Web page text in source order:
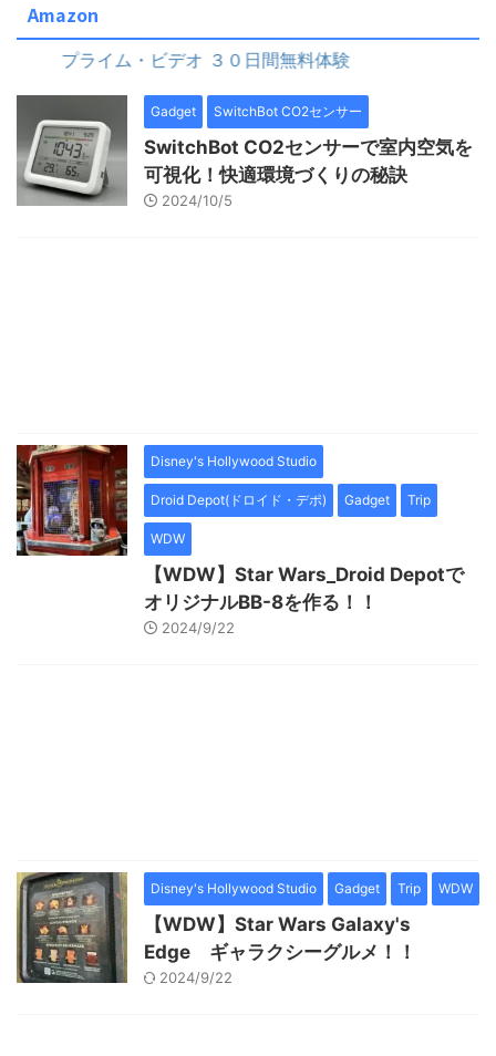
Amazon
・ビデオ ３０日間無料体験 プライム・ビデオ ３０日
Gadget SwitchBot CO2センサー
SwitchBot CO2センサーで室内空気を
可視化！快適環境づくりの秘訣
2024/10/5
Disney's Hollywood Studio
Droid Depot(ドロイド・デポ) Gadget Trip
WDW
【WDW】Star Wars_Droid Depotで
オリジナルBB-8を作る！！
2024/9/22
Disney's Hollywood Studio Gadget Trip WDW
【WDW】Star Wars Galaxy's
Edge ギャラクシーグルメ！！
2024/9/22